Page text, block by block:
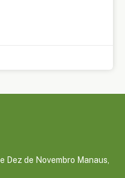
Dez de Novembro Manaus,